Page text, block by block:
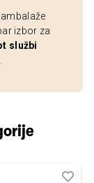
izbor za
službi